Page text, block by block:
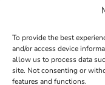
To provide the best
and/or access device
allow us to process data
site. Not consenting or
features and functions.